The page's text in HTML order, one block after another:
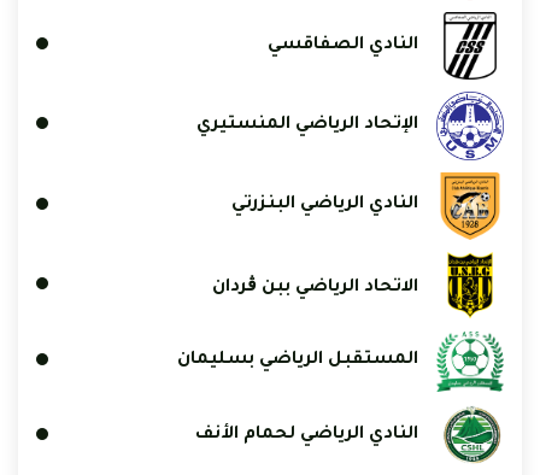
النادي الصفاقسي
الإتحاد الرياضي المنستيري
النادي الرياضي البنزرتي
الاتحاد الرياضي ببن ڨردان
المستقبل الرياضي بسليمان
النادي الرياضي لحمام الأنف